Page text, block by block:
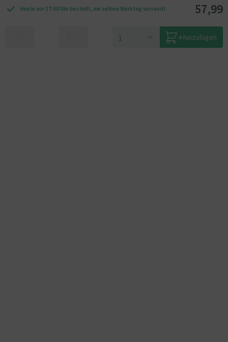
Heute vor 17:00 Uhr bestellt, am selben Werktag versandt 57,99
hinzufügen